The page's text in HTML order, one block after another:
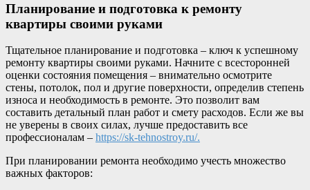
Планирование и подготовка к ремонту
квартиры своими руками
Тщательное планирование и подготовка – ключ к успешному
ремонту квартиры своими руками. Начните с всесторонней
оценки состояния помещения – внимательно осмотрите
стены, потолок, пол и другие поверхности, определив степень
износа и необходимость в ремонте. Это позволит вам
составить детальный план работ и смету расходов. Если же вы
не уверены в своих силах, лучше предоставить все
профессионалам – https://sk-tehnostroy.ru/.
При планировании ремонта необходимо учесть множество
важных факторов: